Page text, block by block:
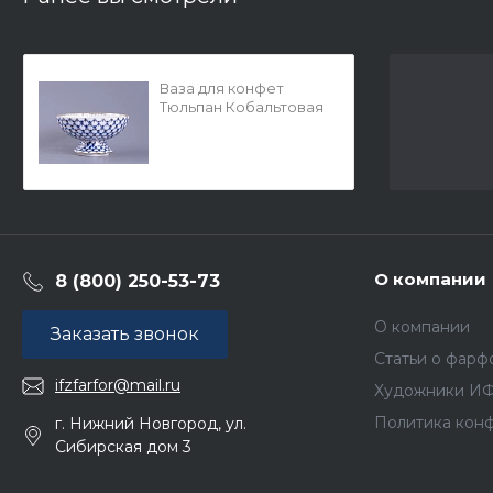
Ваза для конфет
Тюльпан Кобальтовая
8 (800) 250-53-73
Заказать звонок
ifzfarfor@mail.ru
г. Нижний Новгород, ул.
Сибирская дом 3
О компании
О компании
Статьи о
Художники
Политика